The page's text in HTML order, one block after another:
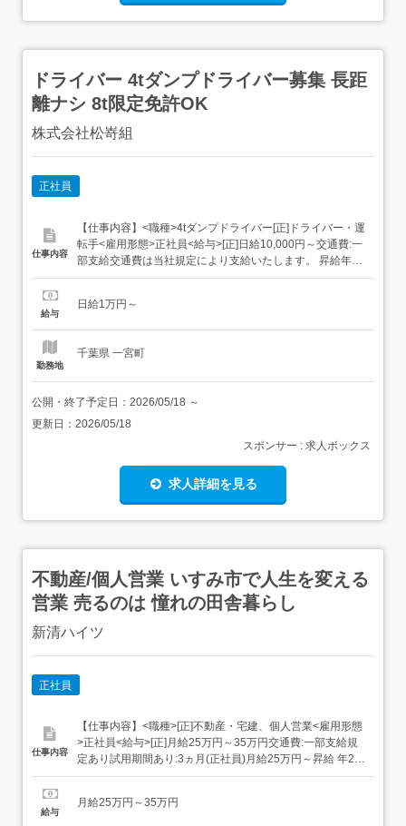
ドライバー 4tダンプドライバー募集 長距
離ナシ 8t限定免許OK
株式会社松嵜組
正社員
仕事内容
【仕事内容】<職種>4tダンプドライバー[正]ドライバー・運
転手<雇用形態>正社員<給与>[正]日給10,000円～交通費:一
部支給交通費は当社規定により支給いたします。 昇給年1
回 賞与年3回<仕事内容>4tダンプドライバー<正社員> 睦沢
ンに手掛けています。 睦沢町周辺の運搬がメインです。 公
給与
日給1万円～
勤務地
千葉県 一宮町
公開・終了予定日： 2026/05/18 ～
更新日： 2026/05/18
スポンサー : 求人ボックス
求人詳細を見る
不動産/個人営業 いすみ市で人生を変える
営業 売るのは 憧れの田舎暮らし
新清ハイツ
正社員
仕事内容
【仕事内容】<職種>[正]不動産・宅建、個人営業<雇用形態
>正社員<給与>[正]月給25万円～35万円交通費:一部支給規
定あり試用期間あり:3ヵ月(正社員)月給25万円～昇給 年2回
(4、12月)賞与 年2回ご希望により固定給・歩合制が選べま
指せますよ。その他手当はご相談ください。<仕事内容><...
給与
月給25万円～35万円